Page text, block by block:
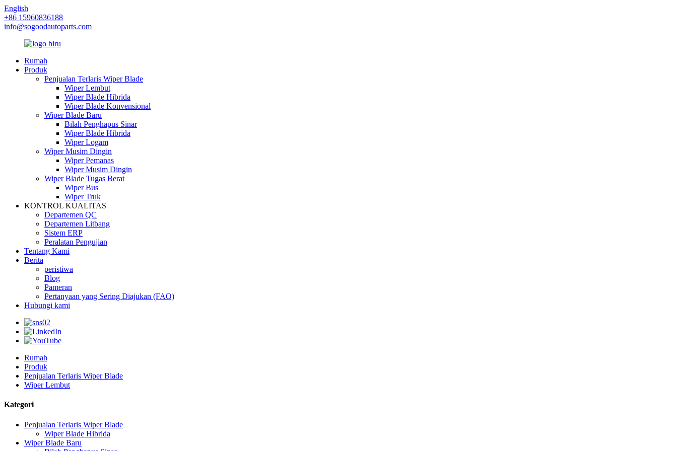
English
+86 15960836188
info@sogoodautoparts.com
Rumah
Produk
Penjualan Terlaris Wiper Blade
Wiper Lembut
Wiper Blade Hibrida
Wiper Blade Konvensional
Wiper Blade Baru
Bilah Penghapus Sinar
Wiper Blade Hibrida
Wiper Logam
Wiper Musim Dingin
Wiper Pemanas
Wiper Musim Dingin
Wiper Blade Tugas Berat
Wiper Bus
Wiper Truk
KONTROL KUALITAS
Departemen QC
Departemen Litbang
Sistem ERP
Peralatan Pengujian
Tentang Kami
Berita
peristiwa
Blog
Pameran
Pertanyaan yang Sering Diajukan (FAQ)
Hubungi kami
Rumah
Produk
Penjualan Terlaris Wiper Blade
Wiper Lembut
Kategori
Penjualan Terlaris Wiper Blade
Wiper Blade Hibrida
Wiper Blade Baru